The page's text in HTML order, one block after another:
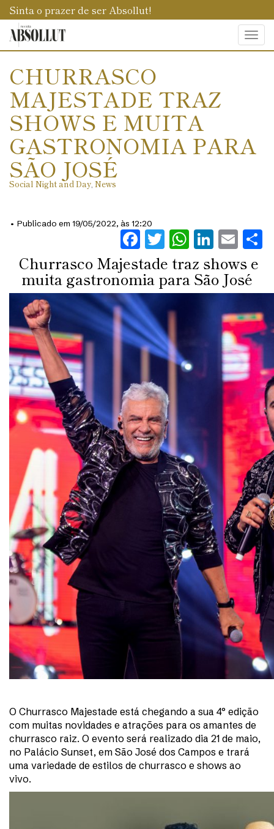
Sinta o prazer de ser Absollut!
CHURRASCO
MAJESTADE TRAZ
SHOWS E MUITA
GASTRONOMIA PARA
SÃO JOSÉ
Social Night and Day, News
• Publicado em 19/05/2022, às 12:20
Facebook
Twitter
Churrasco Majestade traz shows e
muita gastronomia para São José
O Churrasco Majestade está chegando a sua 4° edição
com muitas novidades e atrações para os amantes de
churrasco raiz. O evento será realizado dia 21 de maio,
no Palácio Sunset, em São José dos Campos e trará
uma variedade de estilos de churrasco e shows ao
vivo.